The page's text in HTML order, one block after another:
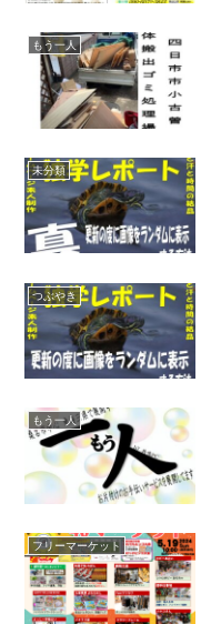
もう一人
未分類
つぶやき
もう一人
フリーマーケット